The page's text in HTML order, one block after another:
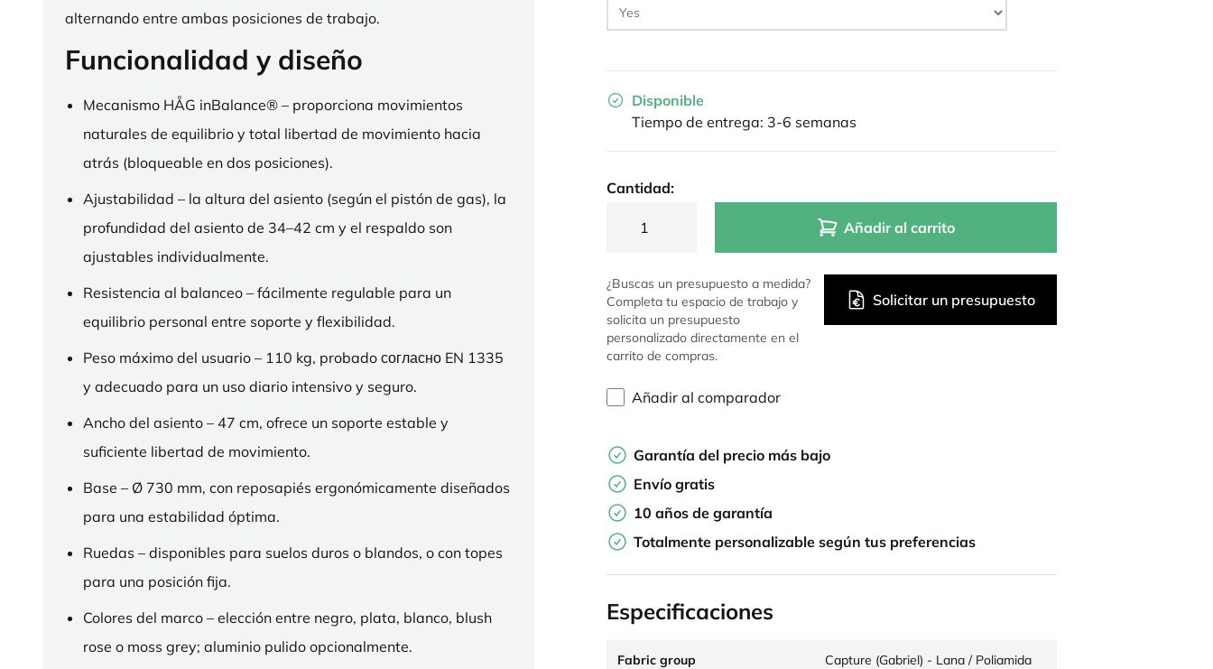
alternando entre ambas posiciones de trabajo.
Funcionalidad y diseño
Mecanismo HÅG inBalance® – proporciona movimientos
naturales de equilibrio y total libertad de movimiento hacia
atrás (bloqueable en dos posiciones).
Ajustabilidad – la altura del asiento (según el pistón de gas), la
profundidad del asiento de 34–42 cm y el respaldo son
ajustables individualmente.
Resistencia al balanceo – fácilmente regulable para un
equilibrio personal entre soporte y flexibilidad.
Peso máximo del usuario – 110 kg, probado согласно EN 1335
y adecuado para un uso diario intensivo y seguro.
Ancho del asiento – 47 cm, ofrece un soporte estable y
suficiente libertad de movimiento.
Base – Ø 730 mm, con reposapiés ergonómicamente diseñados
para una estabilidad óptima.
Ruedas – disponibles para suelos duros o blandos, o con topes
para una posición fija.
Colores del marco – elección entre negro, plata, blanco, blush
rose o moss grey; aluminio pulido opcionalmente.
Disponible
Tiempo de entrega: 3-6 semanas
Cantidad:
Añadir al carrito
¿Buscas un presupuesto a medida?
Completa tu espacio de trabajo y
solicita un presupuesto
personalizado directamente en el
carrito de compras.
Solicitar un presupuesto
Añadir al comparador
Garantía del precio más bajo
Envío gratis
10 años de garantía
Totalmente personalizable según tus preferencias
Especificaciones
Fabric group Capture (Gabriel) - Lana / Poliamida